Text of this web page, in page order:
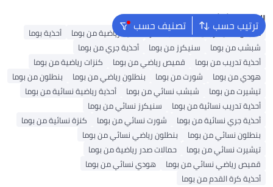
ترتيب حسب تصنيف حسب البحث الشائع
ملابس داخلية رجالية حقائب ظهر أحذية رياضية من بوما
أحذية بوما
شبشب من بوما
سنيكرز من بوما
أحذية جري من بوما
أحذية تدريب من بوما
قميص رياضي من بوما
كنزات رياضية من بوما
هودي من بوما
شورت من بوما بنطلون رياضي من بوما
بنطلون من بوما
تيشيرت من بوما
شبشب نسائي من بوما
أحذية رياضية نسائية من بوما
أحذية تدريب نسائية من بوما
سنيكرز نسائي من بوما
أحذية جري نسائية من بوما
شورت نسائي من بوما
كنزة نسائية من بوما
بنطلون نسائي من بوما
بنطلون رياضي نسائي من بوما
تيشيرت نسائي من بوما
حمالات صدر رياضية من بوما
قميص رياضي نسائي من بوما
هودي نسائي من بوما
أحذية كرة القدم من بوما